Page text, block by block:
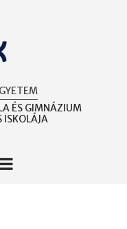
ÉS GIMNÁZIUM
ISKOLÁJA